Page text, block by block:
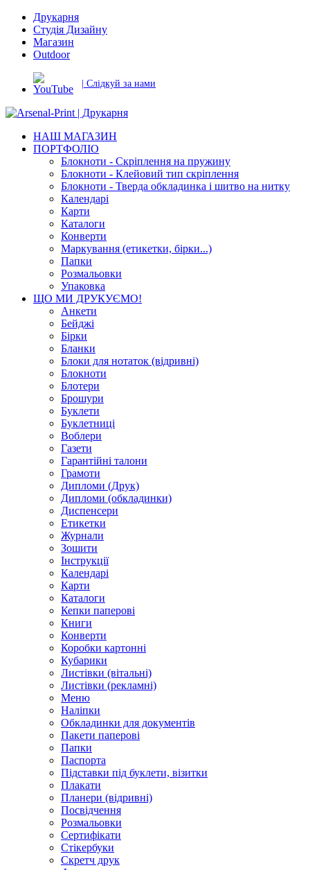
Друкарня
Студія Дизайну
Магазин
Outdoor
| Слідкуй за нами
НАШ МАГАЗИН
ПОРТФОЛІО
Блокноти - Скріплення на пружину
Блокноти - Клейовий тип скріплення
Блокноти - Тверда обкладинка і шитво на нитку
Календарі
Карти
Каталоги
Конверти
Маркування (етикетки, бірки...)
Папки
Розмальовки
Упаковка
ЩО МИ ДРУКУЄМО!
Анкети
Бейджі
Бірки
Бланки
Блоки для нотаток (відривні)
Блокноти
Блотери
Брошури
Буклети
Буклетниці
Воблери
Газети
Гарантійні талони
Грамоти
Дипломи (Друк)
Дипломи (обкладинки)
Диспенсери
Етикетки
Журнали
Зошити
Інструкції
Календарі
Карти
Каталоги
Кепки паперові
Книги
Конверти
Коробки картонні
Кубарики
Листівки (вітальні)
Листівки (рекламні)
Меню
Наліпки
Обкладинки для документів
Пакети паперові
Папки
Паспорта
Підставки під буклети, візитки
Плакати
Планери (відривні)
Посвідчення
Розмальовки
Сертифікати
Стікербуки
Скретч друк